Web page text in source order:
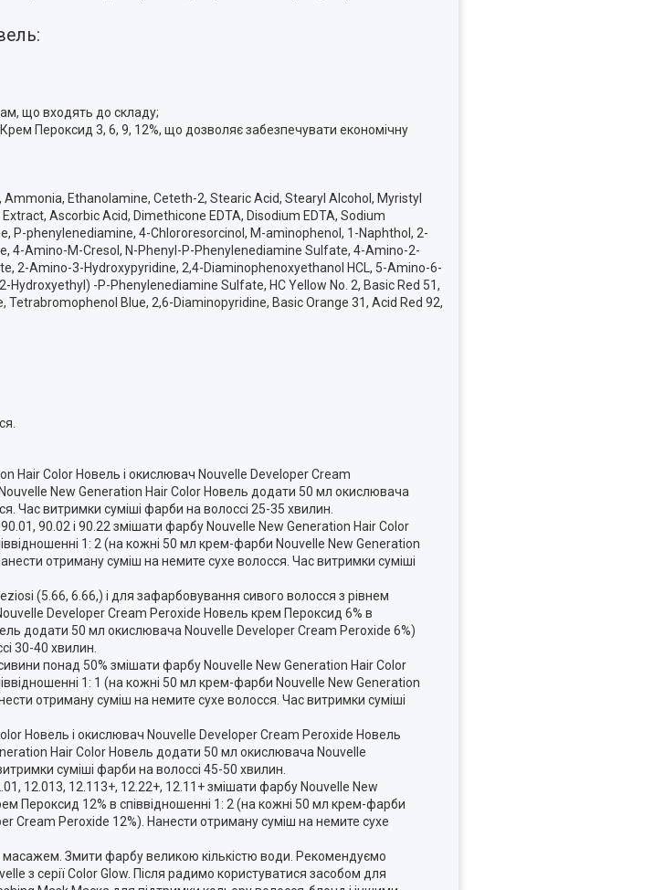
що входять до складу;
Пероксид 3, 6, 9, 12%, що дозволяє забезпечувати економічну
Ethanolamine, Ceteth-2, Stearic Acid, Stearyl Alcohol, Myristyl
Ascorbic Acid, Dimethicone EDTA, Disodium EDTA, Sodium
P-phenylenediamine, 4-Chlororesorcinol, M-aminophenol, 1-Naphthol, 2-
Amino-M-Cresol, N-Phenyl-P-Phenylenediamine Sulfate, 4-Amino-2-
2-Amino-3-Hydroxypyridine, 2,4-Diaminophenoxyethanol HCL, 5-Amino-6-
Hydroxyethyl) -P-Phenylenediamine Sulfate, HC Yellow No. 2, Basic Red 51,
Blue, 2,6-Diaminopyridine, Basic Orange 31, Acid Red 92,
Hair Color Новель і окислювач Nouvelle Developer Cream
New Generation Hair Color Новель додати 50 мл окислювача
Час витримки суміші фарби на волоссі 25-35 хвилин.
90.02 і 90.22 змішати фарбу Nouvelle New Generation Hair Color
1: 2 (на кожні 50 мл крем-фарби Nouvelle New Generation
отриману суміш на немите сухе волосся. Час витримки суміші
(5.66, 6.66,) і для зафарбовування сивого волосся з рівнем
Developer Cream Peroxide Новель крем Пероксид 6% в
додати 50 мл окислювача Nouvelle Developer Cream Peroxide 6%)
30-40 хвилин.
понад 50% змішати фарбу Nouvelle New Generation Hair Color
1: 1 (на кожні 50 мл крем-фарби Nouvelle New Generation
отриману суміш на немите сухе волосся. Час витримки суміші
Новель і окислювач Nouvelle Developer Cream Peroxide Новель
Hair Color Новель додати 50 мл окислювача Nouvelle
суміші фарби на волоссі 45-50 хвилин.
12.013, 12.113+, 12.22+, 12.11+ змішати фарбу Nouvelle New
Пероксид 12% в співвідношенні 1: 2 (на кожні 50 мл крем-фарби
Cream Peroxide 12%). Нанести отриману суміш на немите сухе
масажем. Змити фарбу великою кількістю води. Рекомендуємо
з серії Color Glow. Після радимо користуватися засобом для